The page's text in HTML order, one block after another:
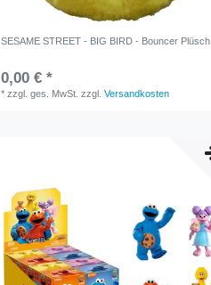
SESAME STREET - BIG BIRD - Bouncer Plüsch
0,00 € *
*zzgl. ges. MwSt. zzgl.Versandkosten